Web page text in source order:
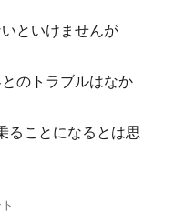
といけませんが
のトラブルはなか
ることになるとは思